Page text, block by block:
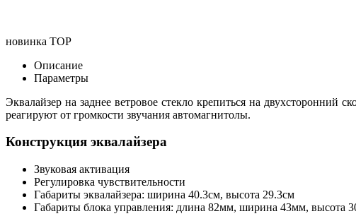
новинка TOP
Описание
Параметры
Эквалайзер на заднее ветровое стекло крепиться на
реагируют от громкости звучания автомагнитолы.
Конструкция эквалайзера
Звуковая активация
Регулировка чувствительности
Габариты эквалайзера: ширина 40.3см, высота 29.3см
Габариты блока управления: длина 82мм, ширина 43мм, высота